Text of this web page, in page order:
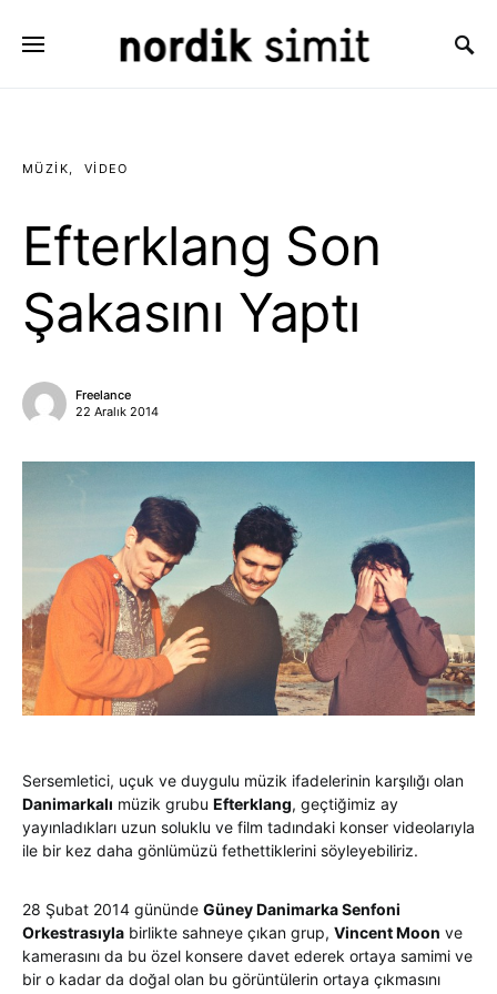
MÜZIK VIDEO
Efterklang Son
Şakasını Yaptı
Freelance
22 Aralık 2014
Sersemletici, uçuk ve duygulu müzik ifadelerinin karşılığı olan
Danimarkalı müzik grubu Efterklang, geçtiğimiz ay
yayınladıkları uzun soluklu ve film tadındaki konser videolarıyla
ile bir kez daha gönlümüzü fethettiklerini söyleyebiliriz.
28 Şubat 2014 gününde Güney Danimarka Senfoni
Orkestrasıyla birlikte sahneye çıkan grup, Vincent Moon ve
kamerasını da bu özel konsere davet ederek ortaya samimi ve
bir o kadar da doğal olan bu görüntülerin ortaya çıkmasını